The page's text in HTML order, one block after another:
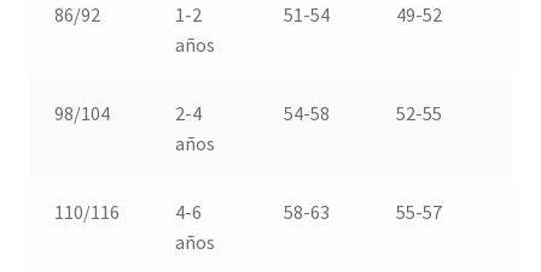
86/92
1-2
años
51-54 49-52
98/104
2-4
años
54-58 52-55
110/116
4-6
años
58-63 55-57